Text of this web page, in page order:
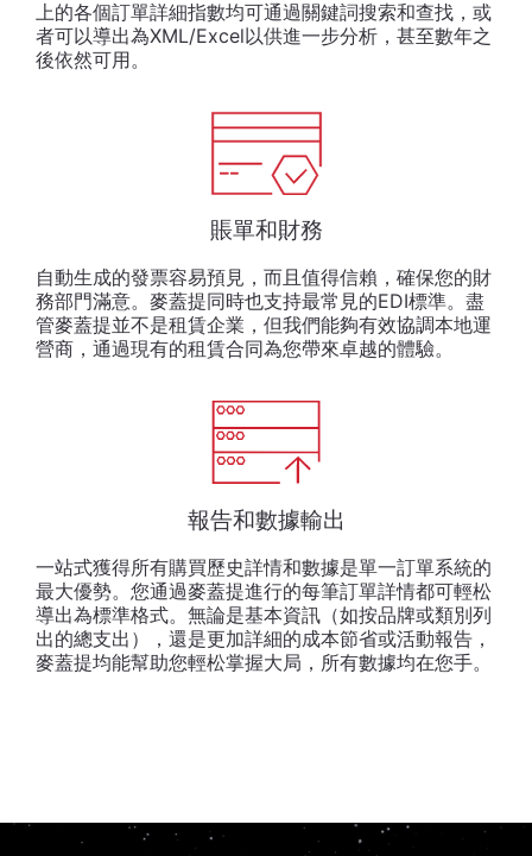
上的各個訂單詳細指數均可通過關鍵詞搜索和查找，或
者可以導出為XML/Excel以供進一步分析，甚至數年之
後依然可用。
賬單和財務
自動生成的發票容易預見，而且值得信賴，確保您的財
務部門滿意。麥蓋提同時也支持最常見的EDI標準。盡
管麥蓋提並不是租賃企業，但我們能夠有效協調本地運
營商，通過現有的租賃合同為您帶來卓越的體驗。
報告和數據輸出
一站式獲得所有購買歷史詳情和數據是單一訂單系統的
最大優勢。您通過麥蓋提進行的每筆訂單詳情都可輕松
導出為標準格式。無論是基本資訊（如按品牌或類別列
出的總支出），還是更加詳細的成本節省或活動報告，
麥蓋提均能幫助您輕松掌握大局，所有數據均在您手。